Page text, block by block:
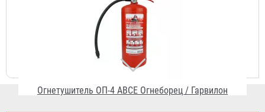
Огнетушитель ОП-4 АВСЕ Огнеборец / Гарвилон
591 ₽